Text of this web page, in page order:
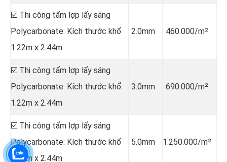
☑️ Thi công tấm lợp lấy sáng
Polycarbonate: Kích thước khổ
1.22m x 2.44m
2.0mm 460.000/m²
☑️ Thi công tấm lợp lấy sáng
Polycarbonate: Kích thước khổ
1.22m x 2.44m
3.0mm 690.000/m²
☑️ Thi công tấm lợp lấy sáng
Polycarbonate: Kích thước khổ
1.22m x 2.44m
5.0mm 1.250.000/m²